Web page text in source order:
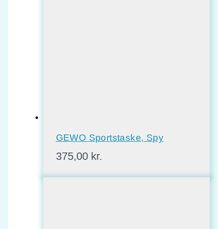
GEWO Sportstaske, Spy
375,00 kr.